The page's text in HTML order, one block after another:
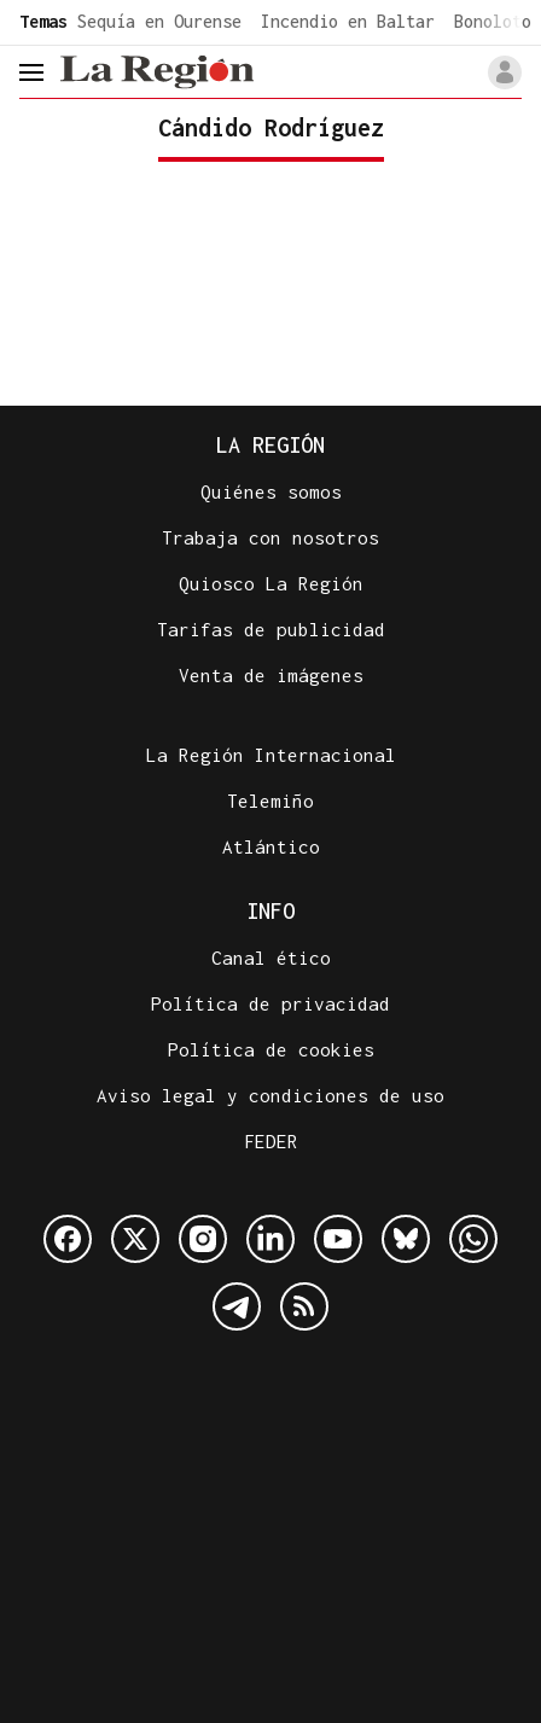
common.go-to-content
Temas Sequía en Ourense Incendio en Baltar Bonoloto
header.menu.open
Cándido Rodríguez
LA REGIÓN
Quiénes somos
Trabaja con nosotros
Quiosco La Región
Tarifas de publicidad
Venta de imágenes
La Región Internacional
Telemiño
Atlántico
INFO
Canal ético
Política de privacidad
Política de cookies
Aviso legal y condiciones de uso
FEDER